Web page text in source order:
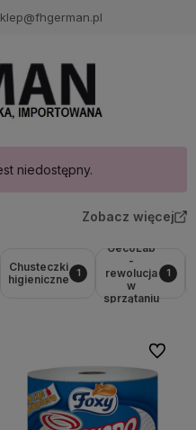
niedostępny.
Zobacz więcej
Chusteczki
higieniczne
1
GecoLab
-
rewolucja
w
sprzątaniu
1
Do